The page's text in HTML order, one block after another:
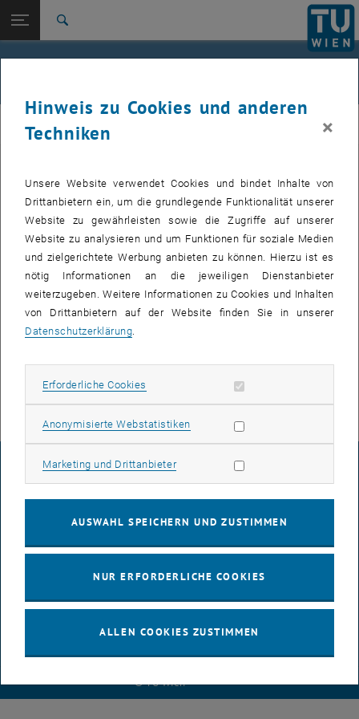
TU Login
Zur 1. Menü Ebene
TU Wien Academy
Events
ACE
VERANSTALTUNGEN VOM 06. AUGUST 2026
Info-Session Immobilienlehrgänge
22 September 2026
22
SEPT. 26
16:30- bis
18:00
ANDERE TU Wien, 1040 Wien
© TU Wien# 8680
IMPRESSUM
BARRIEREFREIHEITSERKLÄRUNG
DATENSCHUTZERKLÄRUNG (PDF)
COOKIEEINSTELLUNGEN
Hinweis zu Cookies und anderen
Techniken
×
Unsere Website verwendet Cookies und bindet Inhalte von
Drittanbietern ein, um die grundlegende Funktionalität unserer
Website zu gewährleisten sowie die Zugriffe auf unserer
Website zu analysieren und um Funktionen für soziale Medien
und zielgerichtete Werbung anbieten zu können. Hierzu ist es
nötig Informationen an die jeweiligen Dienstanbieter
weiterzugeben. Weitere Informationen zu Cookies und Inhalten
von Drittanbietern auf der Website finden Sie in unserer
Datenschutzerklärung.
Erforderliche Cookies Erforderliche Cookies zulassen
Anonymisierte WebstatistikenStatistik Cookies zulassen
Marketing und DrittanbieterMarketing Cookies zulassen
AUSWAHL SPEICHERN UND ZUSTIMMEN
NUR ERFORDERLICHE COOKIES
ALLEN COOKIES ZUSTIMMEN